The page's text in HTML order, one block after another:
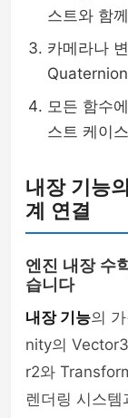
스트와 함
카메라나
모든 함수
스트 케이
내장 기능
계 연결
엔진 내장 수
습니다
내장 기능의
nity의
r2와
렌더링 시스